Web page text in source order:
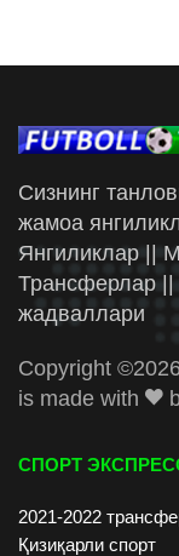
Сизнинг
жамоа
Янгиликлар ||
Трансферлар ||
жадваллари
Copyright ©
is made with
СПОРТ
2021-2022
Қизиқарли спорт